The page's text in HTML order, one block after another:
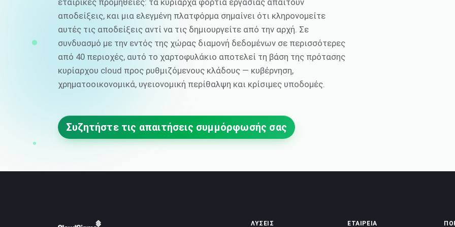
εταιρικές προμήθειες: τα κυρίαρχα φορτία εργασίας απαιτούν
αποδείξεις, και μια ελεγμένη πλατφόρμα σημαίνει ότι κληρονομείτε
αυτές τις αποδείξεις αντί να τις δημιουργείτε από την αρχή. Σε
συνδυασμό με την εντός της χώρας διαμονή δεδομένων σε περισσότερες
από 40 περιοχές, αυτό το χαρτοφυλάκιο αποτελεί τη βάση της πρότασης
κυρίαρχου cloud προς ρυθμιζόμενους κλάδους — κυβέρνηση,
χρηματοοικονομικά, υγειονομική περίθαλψη και κρίσιμες υποδομές.
Συζητήστε τις απαιτήσεις συμμόρφωσής σας
ΛΎΣΕΙΣ ΕΤΑΙΡΕΊΑ